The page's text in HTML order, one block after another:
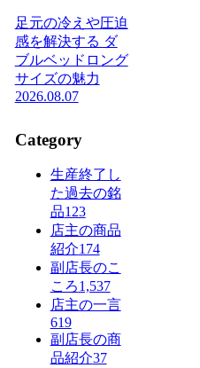
足元の冷えや圧迫
感を解決する ダ
ブルベッドロング
サイズの魅力
2026.08.07
Category
生産終了し
た過去の銘
品123
店主の商品
紹介174
副店長のこ
ころ1,537
店主の一言
619
副店長の商
品紹介37